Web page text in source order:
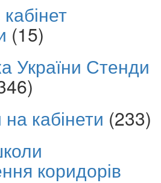
(15)
України Стенди
кабінети (233)
коридорів